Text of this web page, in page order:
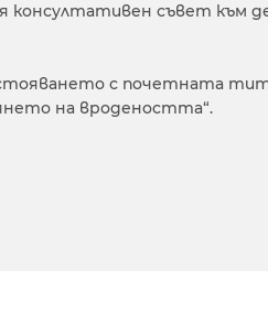
съвет към
с почетната
на вродеността“.